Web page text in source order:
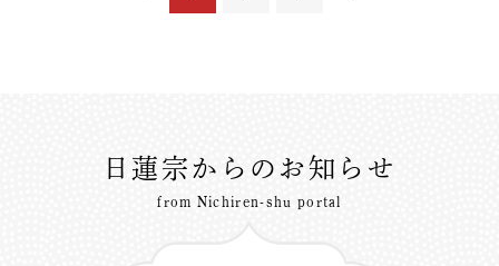
日蓮宗からのお知らせ
from Nichiren-shu portal